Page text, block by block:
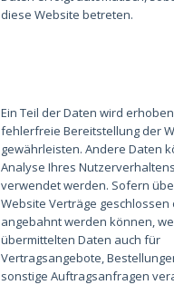
diese Website betreten.
Ein Teil der Daten wird
fehlerfreie Bereitstellung der
gewährleisten. Andere Daten
Analyse Ihres Nutzerverhaltens
verwendet werden. Sofern
Website Verträge geschlossen
angebahnt werden können,
übermittelten Daten auch für
Vertragsangebote,
sonstige Auftragsanfragen